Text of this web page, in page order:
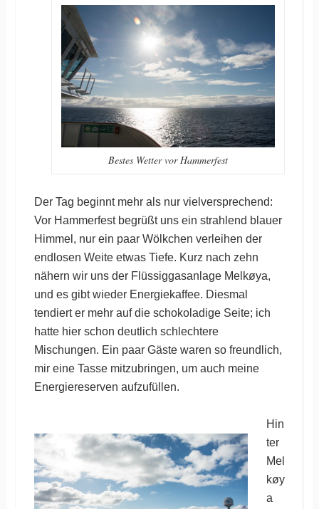
Bestes Wetter vor Hammerfest
Der Tag beginnt mehr als nur vielversprechend:
Vor Hammerfest begrüßt uns ein strahlend blauer
Himmel, nur ein paar Wölkchen verleihen der
endlosen Weite etwas Tiefe. Kurz nach zehn
nähern wir uns der Flüssiggasanlage Melkøya,
und es gibt wieder Energiekaffee. Diesmal
tendiert er mehr auf die schokoladige Seite; ich
hatte hier schon deutlich schlechtere
Mischungen. Ein paar Gäste waren so freundlich,
mir eine Tasse mitzubringen, um auch meine
Energiereserven aufzufüllen.
Hin
ter
Mel
køy
a